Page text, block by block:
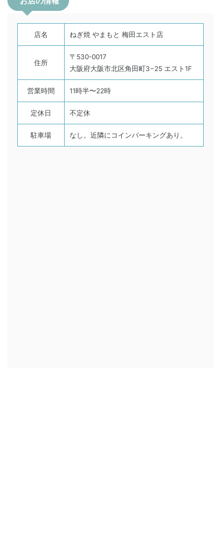
店名 ねぎ焼 やまもと 梅田エスト店
住所
〒530-0017
大阪府大阪市北区角田町3−25 エスト1F
営業時間 11時半〜22時
定休日 不定休
駐車場 なし。近隣にコインパーキングあり。